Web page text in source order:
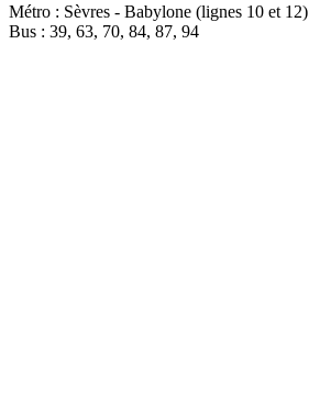
Métro : Sèvres - Babylone (lignes 10 et 12)
Bus : 39, 63, 70, 84, 87, 94